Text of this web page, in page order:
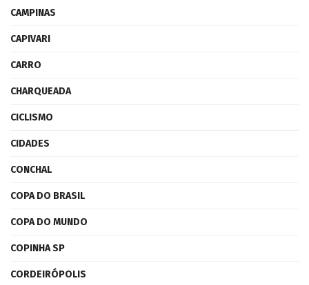
CAMPINAS
CAPIVARI
CARRO
CHARQUEADA
CICLISMO
CIDADES
CONCHAL
COPA DO BRASIL
COPA DO MUNDO
COPINHA SP
CORDEIRÓPOLIS